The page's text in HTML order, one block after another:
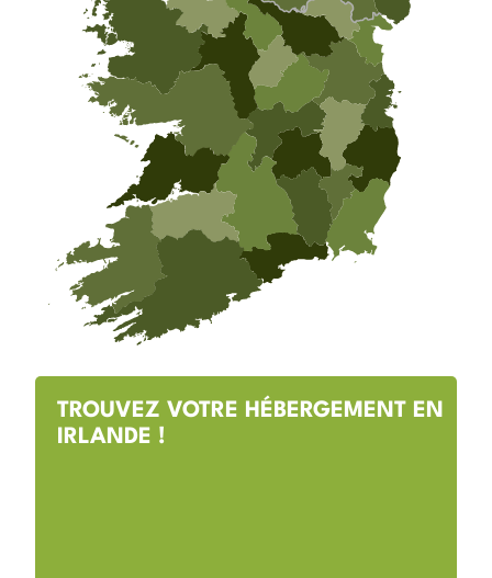
TROUVEZ VOTRE HÉBERGEMENT EN
IRLANDE !